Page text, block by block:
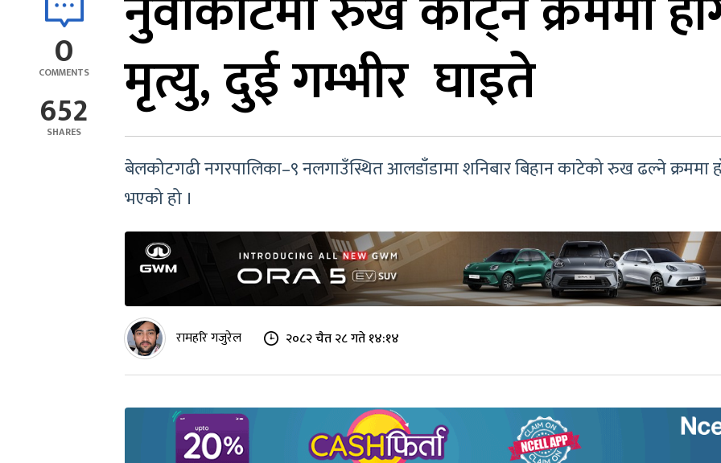
0
COMMENTS
652
SHARES
मृत्यु, दुई गम्भीर घाइते
बेलकोटगढी नगरपालिका–९ नलगाउँस्थित आलडाँडामा शनिबार बिहान काटेको रुख ढल्ने क्रममा
भएको हो ।
रामहरि गजुरेल २०८२ चैत २८ गते १४:१४